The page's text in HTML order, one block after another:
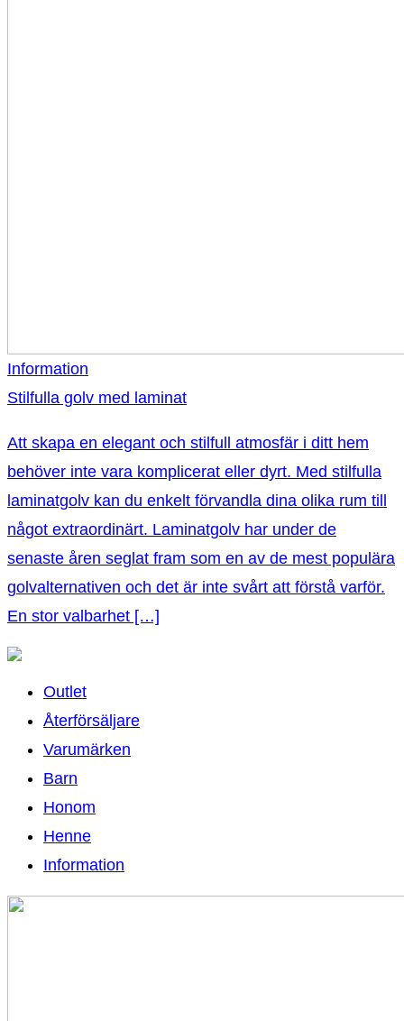
Information
Stilfulla golv med laminat
Att skapa en elegant och stilfull atmosfär i ditt hem
behöver inte vara komplicerat eller dyrt. Med stilfulla
laminatgolv kan du enkelt förvandla dina olika rum till
något extraordinärt. Laminatgolv har under de
senaste åren seglat fram som en av de mest populära
golvalternativen och det är inte svårt att förstå varför.
En stor valbarhet […]
Outlet
Återförsäljare
Varumärken
Barn
Honom
Henne
Information